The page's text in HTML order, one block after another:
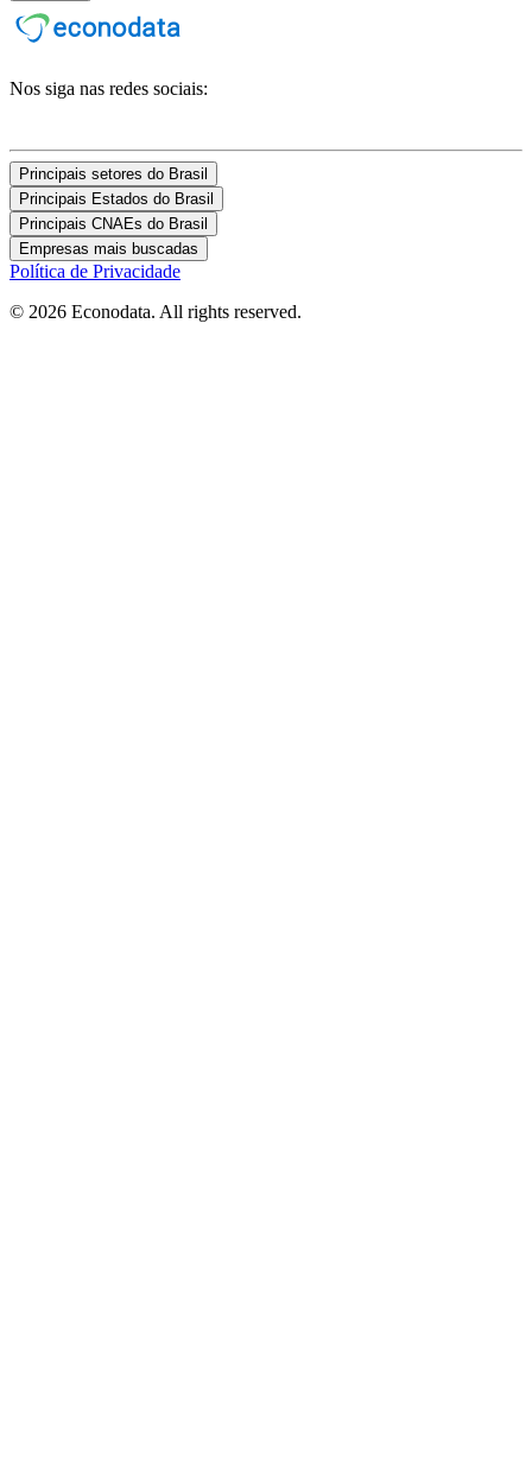
Nos siga nas redes sociais:
Principais setores do Brasil
Principais Estados do Brasil
Principais CNAEs do Brasil
Empresas mais buscadas
Política de Privacidade
© 2026 Econodata. All rights reserved.